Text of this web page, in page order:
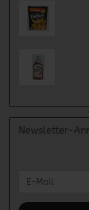
Newsletter-
ZUR
E-